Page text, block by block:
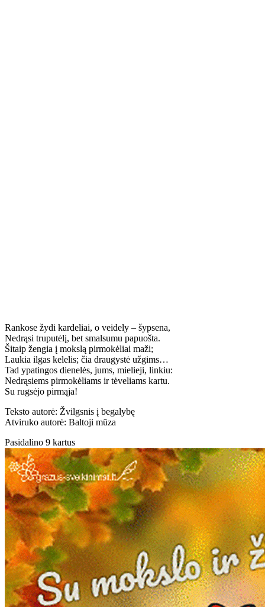
Rankose žydi kardeliai, o veidely – šypsena,
Nedrąsi truputėlį, bet smalsumu papuošta.
Šitaip žengia į mokslą pirmokėliai maži;
Laukia ilgas kelelis; čia draugystė užgims…
Tad ypatingos dienelės, jums, mielieji, linkiu:
Nedrąsiems pirmokėliams ir tėveliams kartu.
Su rugsėjo pirmąja!
Teksto autorė: Žvilgsnis į begalybę
Atviruko autorė: Baltoji mūza
Pasidalino 9 kartus